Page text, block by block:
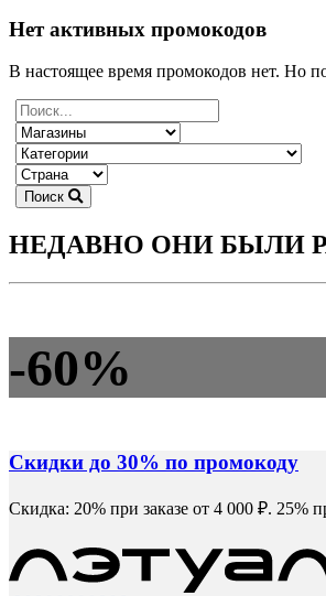
Нет активных промокодов
В настоящее время промокодов нет. Но
Поиск
НЕДАВНО ОНИ БЫЛИ
-60%
Скидки до 30% по промокоду
Скидка: 20% при заказе от 4 000 ₽. 25%